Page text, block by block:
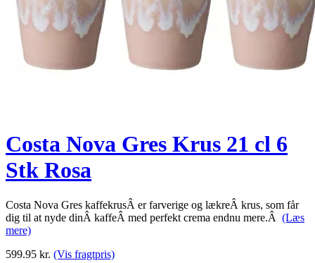
Costa Nova Gres Krus 21 cl 6
Stk Rosa
Costa Nova Gres kaffekrusÂ er farverige og lækreÂ krus, som får
dig til at nyde dinÂ kaffeÂ med perfekt crema endnu mere.Â (Læs
mere)
599.95 kr. (Vis fragtpris)